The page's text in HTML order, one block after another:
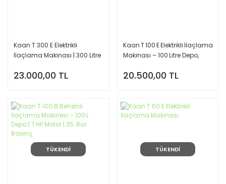
Kaan T 300 E Elektrikli
İlaçlama Makinası | 300 Litre
Tarla İlaçlama
23.000,00 TL
Kaan T 100 E Elektrikli İlaçlama
Makinası – 100 Litre Depo,
20.500,00 TL
TÜKENDİ TÜKENDİ